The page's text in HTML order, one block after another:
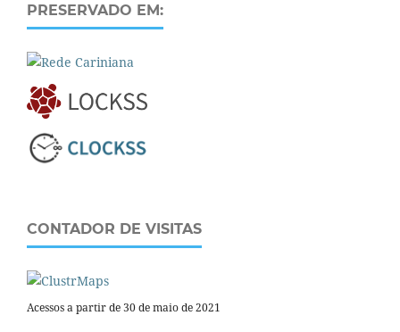
PRESERVADO EM:
CONTADOR DE VISITAS
Acessos a partir de 30 de maio de 2021